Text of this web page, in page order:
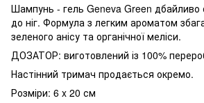
Шампунь - гель Geneva Green дбайливо
до ніг. Формула з легким ароматом
зеленого анісу та органічної меліси.
ДОЗАТОР: виготовлений із 100%
Настінний тримач продається окремо.
Розміри: 6 x 20 см